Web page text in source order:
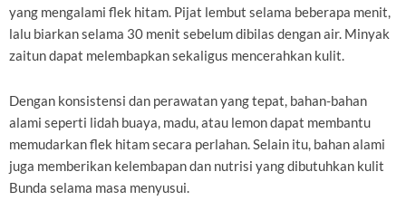
yang mengalami flek hitam. Pijat lembut selama beberapa menit,
lalu biarkan selama 30 menit sebelum dibilas dengan air. Minyak
zaitun dapat melembapkan sekaligus mencerahkan kulit.
Dengan konsistensi dan perawatan yang tepat, bahan-bahan
alami seperti lidah buaya, madu, atau lemon dapat membantu
memudarkan flek hitam secara perlahan. Selain itu, bahan alami
juga memberikan kelembapan dan nutrisi yang dibutuhkan kulit
Bunda selama masa menyusui.